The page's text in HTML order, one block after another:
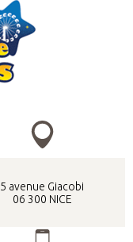
5 avenue Giacobi
06 300 NICE